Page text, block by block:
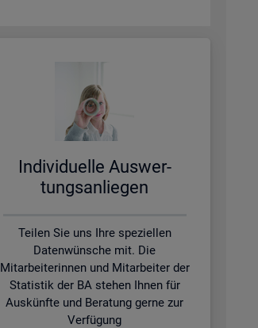
In­di­vi­du­el­le Aus­wer­
tungs­an­lie­gen
Teilen Sie uns Ihre speziellen
Datenwünsche mit. Die
Mitarbeiterinnen und Mitarbeiter der
Statistik der BA stehen Ihnen für
Auskünfte und Beratung gerne zur
Verfügung